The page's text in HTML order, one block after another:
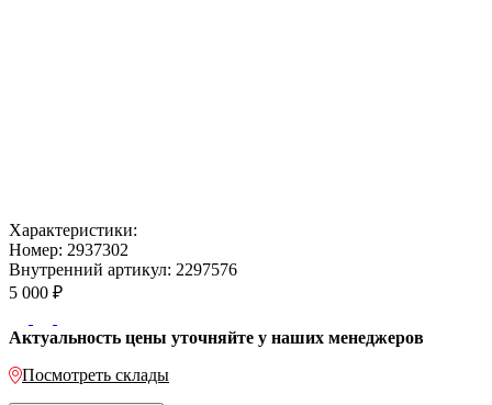
Характеристики:
Номер: 2937302
Внутренний артикул: 2297576
5 000 ₽
Актуальность цены уточняйте у наших менеджеров
Посмотреть склады